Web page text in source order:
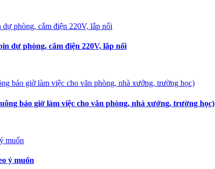
dự phòng, cắm điện 220V, lắp nổi
báo giờ làm việc cho văn phòng, nhà xưởng, trường học)
ý muốn